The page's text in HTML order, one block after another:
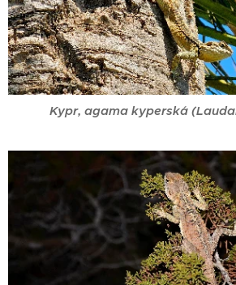
Kypr, agama kyperská